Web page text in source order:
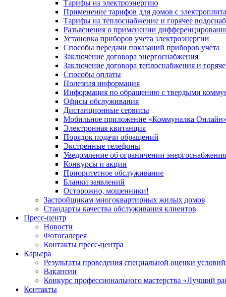
Тарифы на электроэнергию
Применение тарифов для домов с
Тарифы на теплоснабжение и горячее
Разъяснения о применении
Установка приборов учета электроэнергии
Способы передачи показаний приборов учета
Заключение договора энергоснабжения
Заключение договора теплоснабжения и
Способы оплаты
Полезная информация
Информация по обращению с твердыми
Офисы обслуживания
Дистанционные сервисы
Мобильное приложение «Коммуналка Онлайн»
Электронная квитанция
Порядок подачи обращений
Экстренные телефоны
Уведомление об ограничении энергоснабжения
Конкурсы и акции
Приоритетное обслуживание
Бланки заявлений
Осторожно, мошенники!
Застройщикам многоквартирных жилых домов
Стандарты качества обслуживания клиентов
Пресс-центр
Новости
Фотогалерея
Контакты пресс-центра
Карьера
Результаты проведения специальной оценки условий
Вакансии
Конкурс профессионального мастерства «Лучший
Контакты